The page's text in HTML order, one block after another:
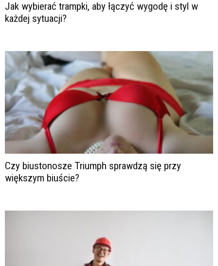
Jak wybierać trampki, aby łączyć wygodę i styl w
każdej sytuacji?
Czy biustonosze Triumph sprawdzą się przy
większym biuście?